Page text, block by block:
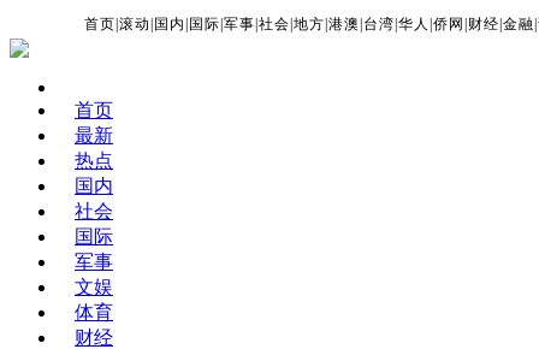
首页 |滚动 国内 国际 |军事 |社会 |地方 |港澳 台湾 |华人 |侨网 财经 |金融 |
首页
最新
热点
国内
社会
国际
军事
文娱
体育
财经